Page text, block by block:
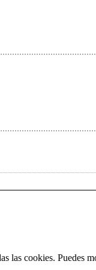
las cookies. Puedes